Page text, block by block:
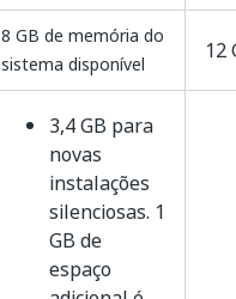
8 GB de memória do
sistema disponível
12
3,4 GB para
novas
instalações
silenciosas. 1
GB de
espaço